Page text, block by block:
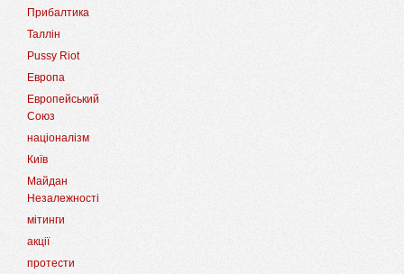
Прибалтика
Таллін
Pussy Riot
Европа
Европейський
Союз
націоналізм
Київ
Майдан
Незалежності
мітинги
акції
протести